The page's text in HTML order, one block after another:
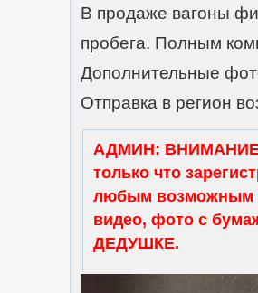
В продаже вагоны
пробега. Полным
Дополнительные
Отправка в регион
АДМИН: ВНИМАНИЕ -
только что
любым возможным
видео, фото с
ДЕДУШКЕ.